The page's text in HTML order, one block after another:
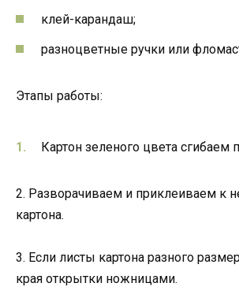
клей-карандаш;
разноцветные ручки или
Этапы работы:
Картон зеленого цвета сгибаем
2. Разворачиваем и приклеиваем к
картона.
3. Если листы картона разного
края открытки ножницами.